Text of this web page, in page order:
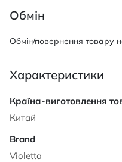
Обмін
Обмін/повернення товару
Характеристики
Характеристики
Китай
Violetta